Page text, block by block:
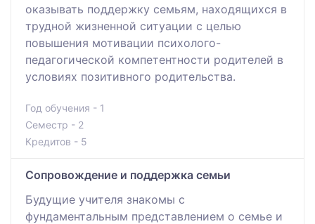
оказывать поддержку семьям, находящихся в
трудной жизненной ситуации с целью
повышения мотивации психолого-
педагогической компетентности родителей в
условиях позитивного родительства.
Год обучения - 1
Семестр - 2
Кредитов - 5
Сопровождение и поддержка семьи
Будущие учителя знакомы с
фундаментальным представлением о семье и